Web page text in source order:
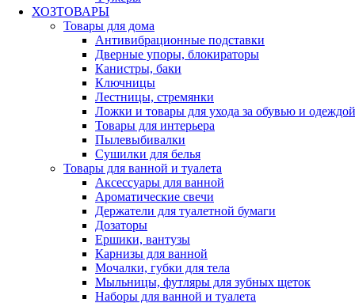
ХОЗТОВАРЫ
Товары для дома
Антивибрационные подставки
Дверные упоры, блокираторы
Канистры, баки
Ключницы
Лестницы, стремянки
Ложки и товары для ухода за обувью и одеждой
Товары для интерьера
Пылевыбивалки
Сушилки для белья
Товары для ванной и туалета
Аксессуары для ванной
Ароматические свечи
Держатели для туалетной бумаги
Дозаторы
Ершики, вантузы
Карнизы для ванной
Мочалки, губки для тела
Мыльницы, футляры для зубных щеток
Наборы для ванной и туалета